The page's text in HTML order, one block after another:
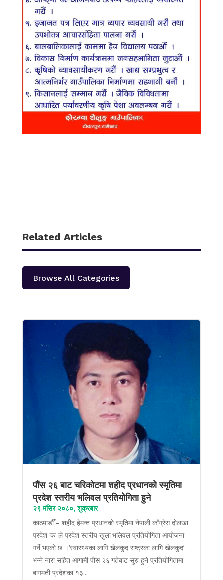
Related Articles
Browse All Categories
पौंस २६ बाट चरिकोटमा शहीद प्रधानको स्मृतिमा
प्रदेश स्तरीय भलिवल प्रतियोगिता हुने
२९ मंसिर २०८०, शुक्रबार
काठमाडौँ – शहीद हेमन्त प्रधानको स्मृतिमा नेपाली काँग्रेस दोलखा
प्रदेश ‘क’ ले प्रदेश स्तरीय खुला भलिवल प्रतियोगिता आयोजना
गर्ने भएको छ ।‘स्वास्थ्यका लागि खेलकुद राष्ट्रका लागि खेलकुद’
भन्ने नारा सहित आगामी पौस २६ गतेबाट सुरु हुने प्रतियोगितामा
बागमती प्रदेशका १३...